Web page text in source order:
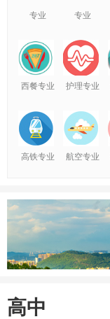
专业 专业
西餐专业 护理专业
高铁专业 航空专业
高中